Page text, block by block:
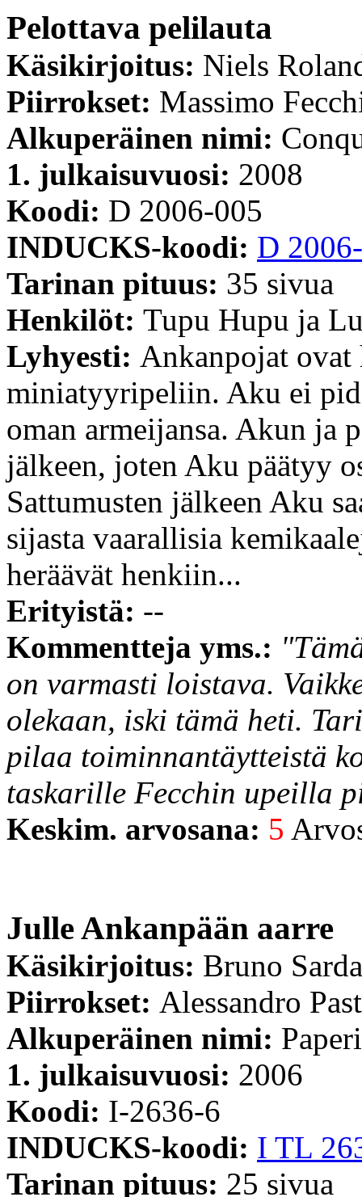
Pelottava pelilauta
Käsikirjoitus: Niels
Piirrokset: Massimo
Alkuperäinen nimi:
1. julkaisuvuosi: 2008
Koodi: D 2006-005
INDUCKS-koodi: D
Tarinan pituus: 35 sivua
Henkilöt: Tupu Hupu ja
Lyhyesti: Ankanpojat ovat
miniatyyripeliin. Aku ei
oman armeijansa. Akun ja
jälkeen, joten Aku päätyy
Sattumusten jälkeen Aku
sijasta vaarallisia
heräävät henkiin...
Erityistä: --
Kommentteja yms.:
on varmasti loistava.
olekaan, iski tämä heti.
pilaa toiminnantäytteistä
taskarille Fecchin upeilla
Keskim. arvosana: 5
Julle Ankanpään aarre
Käsikirjoitus: Bruno Sarda
Piirrokset: Alessandro
Alkuperäinen nimi:
1. julkaisuvuosi: 2006
Koodi: I-2636-6
INDUCKS-koodi: I TL
Tarinan pituus: 25 sivua